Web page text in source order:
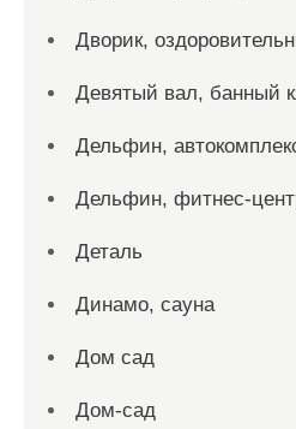
Дворик,
Девятый вал, банный
Дельфин,
Дельфин, фитнес-
Деталь
Динамо, сауна
Дом сад
Дом-сад